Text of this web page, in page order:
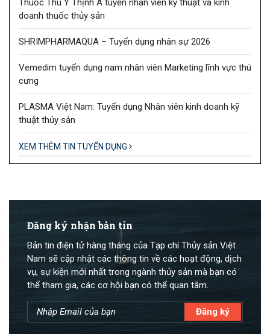
Thuốc Thú Y Thịnh Á tuyển nhân viên kỹ thuật và kinh
doanh thuốc thủy sản
SHRIMPHARMAQUA – Tuyển dụng nhân sự 2026
Vemedim tuyển dụng nam nhân viên Marketing lĩnh vực thú
cưng
PLASMA Việt Nam: Tuyển dụng Nhân viên kinh doanh kỹ
thuật thủy sản
XEM THÊM TIN TUYỂN DỤNG
Đăng ký nhận bản tin
Bản tin điện tử hàng tháng của Tạp chí Thủy sản Việt
Nam sẽ cập nhật các thông tin về các hoạt động, dịch
vụ, sự kiện mới nhất trong ngành thủy sản mà bạn có
thể tham gia, các cơ hội bạn có thể quan tâm.